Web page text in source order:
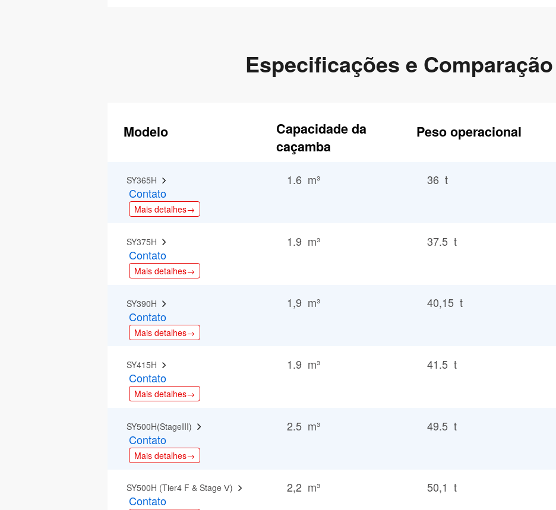
Especificações e Comparação
Modelo
Capacidade da
caçamba
Peso operacional
SY365H
Contato
Mais detalhes→
1.6 m³ 36 t
SY375H
Contato
Mais detalhes→
1.9 m³ 37.5 t
SY390H
Contato
Mais detalhes→
1,9 m³ 40,15 t
SY415H
Contato
Mais detalhes→
1.9 m³ 41.5 t
SY500H(StageIII)
Contato
Mais detalhes→
2.5 m³ 49.5 t
SY500H (Tier4 F & Stage Ⅴ)
Contato
2,2 m³ 50,1 t